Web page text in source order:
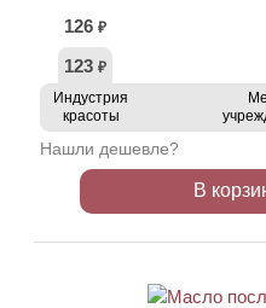
126 ₽
123 ₽
Индустрия
красоты
Нашли дешевле?
В